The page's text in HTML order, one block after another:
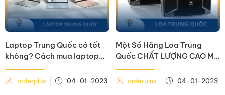
Laptop Trung Quốc có tốt
không? Cách mua laptop
orderplus 04-01-2023
Một Số Hãng Loa Trung
Quốc CHẤT LƯỢNG CAO Mà
orderplus 04-01-2023